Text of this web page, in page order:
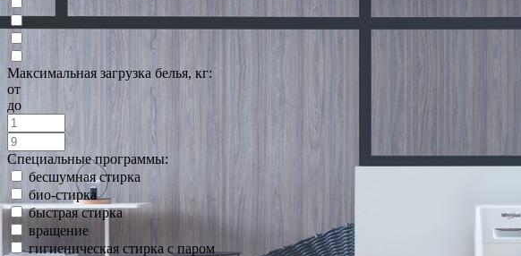
Максимальная загрузка белья, кг:
от
до
Специальные программы:
бесшумная стирка
био-стирка
быстрая стирка
вращение
гигиеническая стирка с паром